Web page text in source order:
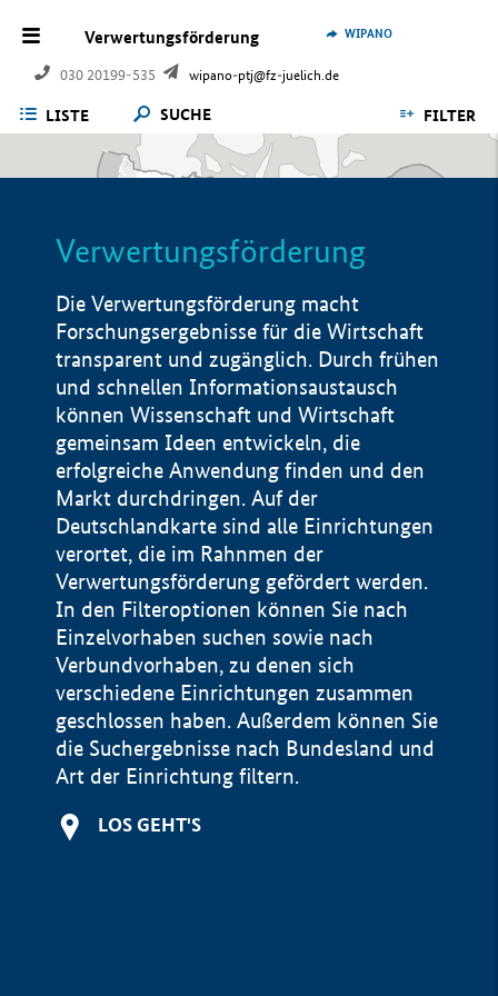
Verwertungsförderung
030 20199-535 wipano-ptj@fz-juelich.de
WIPANO
LISTE SUCHE FILTER
Verwertungsförderung
Die Verwertungsförderung macht
Forschungsergebnisse für die Wirtschaft
transparent und zugänglich. Durch frühen
und schnellen Informationsaustausch
können Wissenschaft und Wirtschaft
gemeinsam Ideen entwickeln, die
erfolgreiche Anwendung finden und den
Markt durchdringen. Auf der
Deutschlandkarte sind alle Einrichtungen
verortet, die im Rahnmen der
Verwertungsförderung gefördert werden.
In den Filteroptionen können Sie nach
Einzelvorhaben suchen sowie nach
Verbundvorhaben, zu denen sich
verschiedene Einrichtungen zusammen
geschlossen haben. Außerdem können Sie
die Suchergebnisse nach Bundesland und
Art der Einrichtung filtern.
LOS GEHT'S